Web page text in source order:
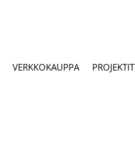
VERKKOKAUPPA PROJEKTIT